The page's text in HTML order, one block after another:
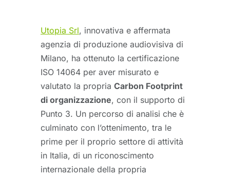
Utopia Srl, innovativa e affermata
agenzia di produzione audiovisiva di
Milano, ha ottenuto la certificazione
ISO 14064 per aver misurato e
valutato la propria Carbon Footprint
di organizzazione, con il supporto di
Punto 3. Un percorso di analisi che è
culminato con l’ottenimento, tra le
prime per il proprio settore di attività
in Italia, di un riconoscimento
internazionale della propria